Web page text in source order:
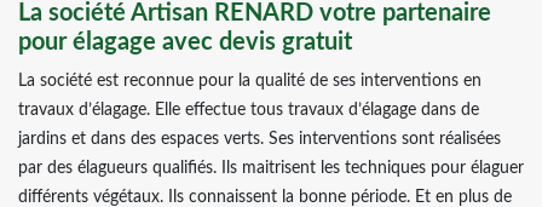
La société Artisan RENARD votre partenaire
pour élagage avec devis gratuit
La société est reconnue pour la qualité de ses interventions en
travaux d’élagage. Elle effectue tous travaux d’élagage dans de
jardins et dans des espaces verts. Ses interventions sont réalisées
par des élagueurs qualifiés. Ils maitrisent les techniques pour élaguer
différents végétaux. Ils connaissent la bonne période. Et en plus de